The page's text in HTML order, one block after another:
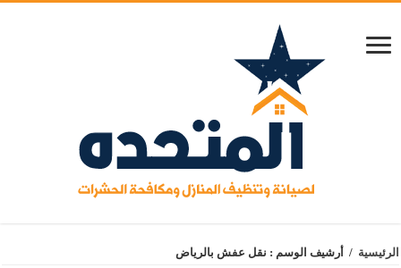
الرئيسية / أرشيف الوسم : نقل عفش بالرياض